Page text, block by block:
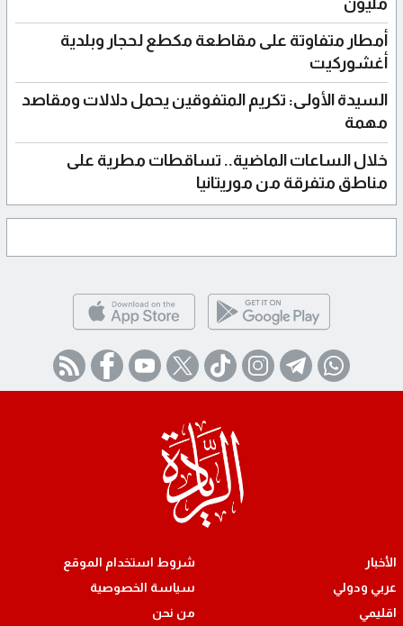
أمطار متفاوتة على مقاطعة مكطع لحجار وبلدية
أغشوركيت
السيدة الأولى: تكريم المتفوقين يحمل دلالات ومقاصد
مهمة
خلال الساعات الماضية.. تساقطات مطرية على
مناطق متفرقة من موريتانيا
الأخبار
عربي ودولي
اقليمي
شروط استخدام الموقع
سياسة الخصوصية
من نحن